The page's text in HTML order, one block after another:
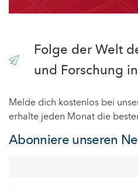
Folge der Welt
und Forschung
Melde dich kostenlos bei
erhalte jeden Monat die
Abonniere unseren